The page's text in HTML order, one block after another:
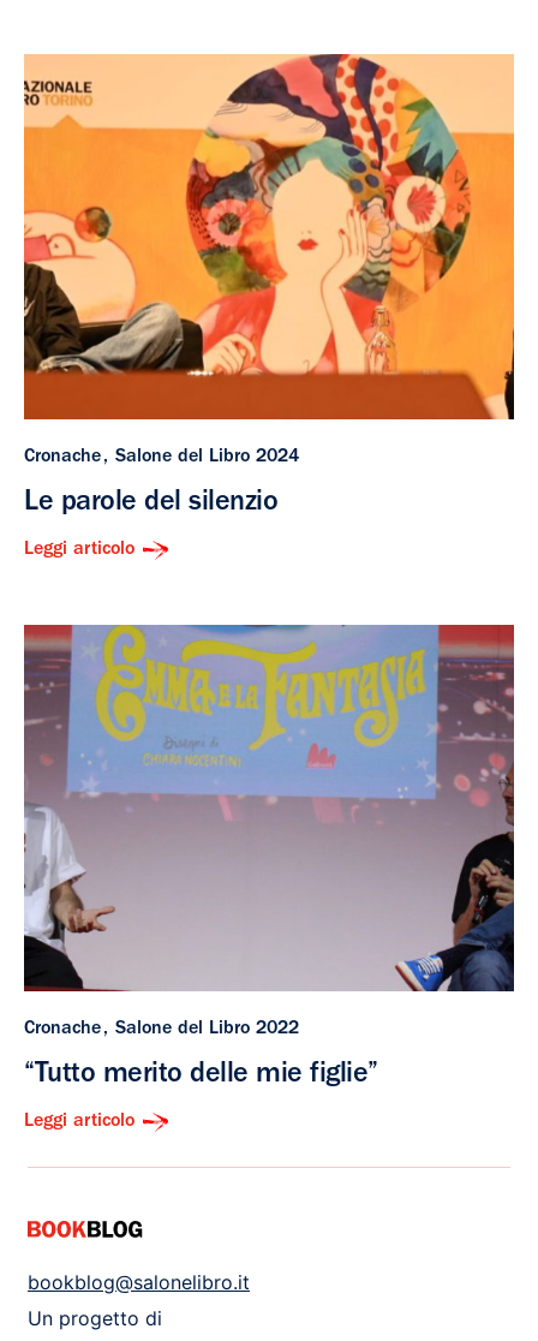
Cronache Salone del Libro 2024
Le parole del silenzio
Leggi articolo
Cronache Salone del Libro 2022
“Tutto merito delle mie figlie”
Leggi articolo
bookblog@salonelibro.it
Un progetto di